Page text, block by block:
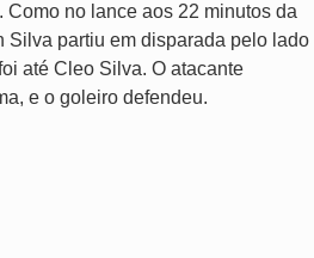
Como no lance aos 22 minutos da
Silva partiu em disparada pelo lado
até Cleo Silva. O atacante
e o goleiro defendeu.